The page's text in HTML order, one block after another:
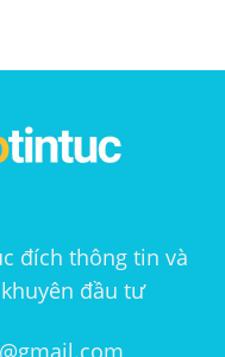
đích thông tin và
đầu tư